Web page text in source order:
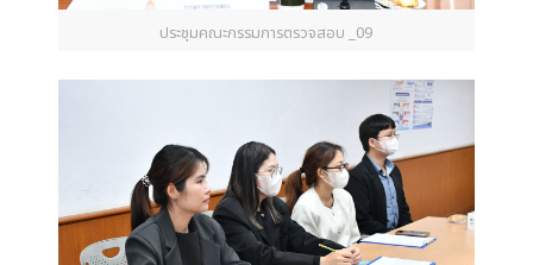
ประชุมคณะกรรมการตรวจสอบ _09